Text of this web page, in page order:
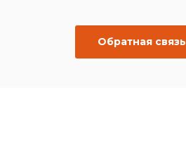
Обратная связь